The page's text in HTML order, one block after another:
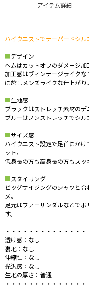
アイテム詳細
ハイウエストでテーパードシ
■デザイン
ヘムはカットオフのダメージ加
加工感はヴィンテージライク
に施しメンズライクな仕上がり。
■生地感
ブラックはストレッチ素材のデ
ブルーはノンストレッチでシル
■サイズ感
ハイウエスト設定で足首にか
ット。
低身長の方も高身長の方もスッ
■スタイリング
ビッグサイジングのシャツと
メ。
足元はファーサンダルなどで
す。
・・・・・・・・・・・・・・
透け感：なし
裏地：なし
伸縮性：なし
光沢感：なし
生地の厚さ：普通
・・・・・・・・・・・・・・